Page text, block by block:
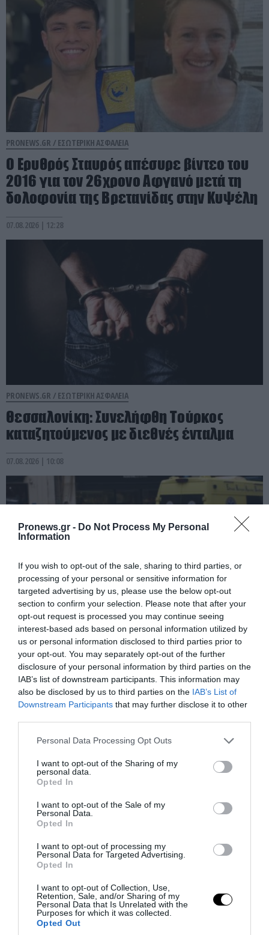
Pronews.gr - Do Not Process My Personal
Information
If you wish to opt-out of the sale, sharing to third parties, or
processing of your personal or sensitive information for
targeted advertising by us, please use the below opt-out
section to confirm your selection. Please note that after your
opt-out request is processed you may continue seeing
interest-based ads based on personal information utilized by
us or personal information disclosed to third parties prior to
your opt-out. You may separately opt-out of the further
disclosure of your personal information by third parties on the
IAB’s list of downstream participants. This information may
also be disclosed by us to third parties on the IAB’s List of
Downstream Participants that may further disclose it to other
Please note that this website/app uses one or more Google
not limited to your visit or usage behaviour. You may click to
grant or deny consent to Google and its third-party tags to
use your data for below specified purposes in below Google
consent section.
Personal Data Processing Opt Outs
I want to opt-out of the Sharing of my
personal data.
Opted In
I want to opt-out of the Sale of my
Personal Data.
Opted In
I want to opt-out of processing my
Personal Data for Targeted Advertising.
Opted In
I want to opt-out of Collection, Use,
Retention, Sale, and/or Sharing of my
Personal Data that Is Unrelated with the
Purposes for which it was collected.
Opted Out
PRONEWS.GR / ΕΣΩΤΕΡΙΚΗ ΑΣΦΑΛΕΙΑ
Ο Ερυθρός Σταυρός απέσυρε βίντεο του
2016 για τον 26χρονο Αφγανό μετά τη
δολοφονία της Βρετανίδας στην Κυψέλη
07.08.2026 | 12:28
PRONEWS.GR / ΕΣΩΤΕΡΙΚΗ ΑΣΦΑΛΕΙΑ
Θεσσαλονίκη: Συνελήφθη Τούρκος
καταζητούμενος με διεθνές ένταλμα
07.08.2026 | 10:08
PRONEWS.GR /ΕΣΩΤΕΡΙΚΗ ΑΣΦΑΛΕΙΑ
Νεκρή 53χρονη στο Γουδί: Έκανε
«βουτιά» από τον 5ο όροφο
πολυκατοικίας
PRONEWS.GR /ΕΣΩΤΕΡΙΚΗ ΑΣΦΑΛΕΙΑ
Ο χρηματοδότης «θείος» και οι δεσμίδες
μετρητών: Νέες αποκαλύψεις για τον